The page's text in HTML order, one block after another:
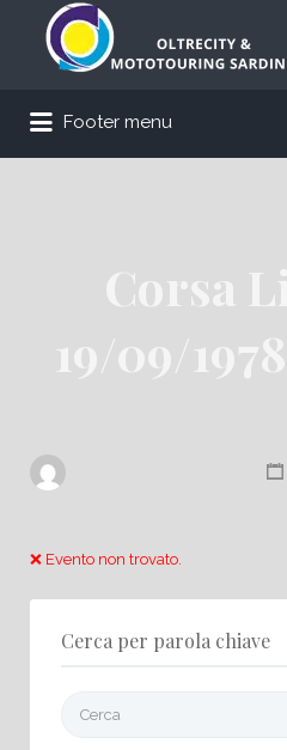
Cerca:
Footer menu
Corsa
19/09/
❌ Evento non trovato.
Cerca per parola chiave